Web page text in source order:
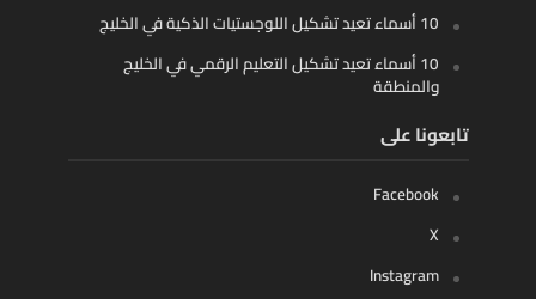
10 أسماء تعيد تشكيل اللوجستيات الذكية في الخليج
10 أسماء تعيد تشكيل التعليم الرقمي في الخليج
والمنطقة
تابعونا على
Facebook
X
Instagram